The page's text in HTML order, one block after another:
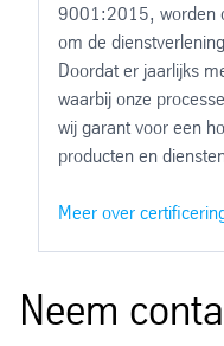
9001:2015, worden
om de
Doordat er jaarlijks
waarbij onze
wij garant voor een
producten en
Meer over
Neem